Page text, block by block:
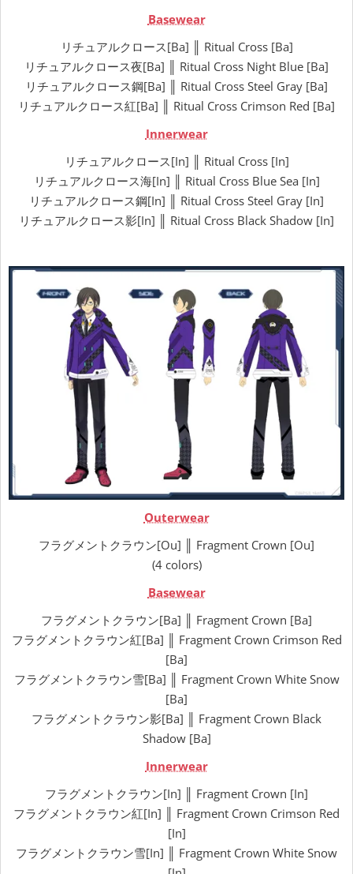
Basewear
リチュアルクロース[Ba] ║ Ritual Cross [Ba]
リチュアルクロース夜[Ba] ║ Ritual Cross Night Blue [Ba]
リチュアルクロース鋼[Ba] ║ Ritual Cross Steel Gray [Ba]
リチュアルクロース紅[Ba] ║ Ritual Cross Crimson Red [Ba]
Innerwear
リチュアルクロース[In] ║ Ritual Cross [In]
リチュアルクロース海[In] ║ Ritual Cross Blue Sea [In]
リチュアルクロース鋼[In] ║ Ritual Cross Steel Gray [In]
リチュアルクロース影[In] ║ Ritual Cross Black Shadow [In]
Outerwear
フラグメントクラウン[Ou] ║ Fragment Crown [Ou]
(4 colors)
Basewear
フラグメントクラウン[Ba] ║ Fragment Crown [Ba]
フラグメントクラウン紅[Ba] ║ Fragment Crown Crimson Red
[Ba]
フラグメントクラウン雪[Ba] ║ Fragment Crown White Snow
[Ba]
フラグメントクラウン影[Ba] ║ Fragment Crown Black
Shadow [Ba]
Innerwear
フラグメントクラウン[In] ║ Fragment Crown [In]
フラグメントクラウン紅[In] ║ Fragment Crown Crimson Red
[In]
フラグメントクラウン雪[In] ║ Fragment Crown White Snow